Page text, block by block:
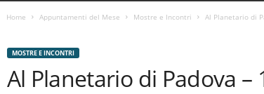
t
Home Appuntamenti del Mese Mostre e Incontri Al Planetario di
MOSTRE E INCONTRI
Al Planetario di Padova –